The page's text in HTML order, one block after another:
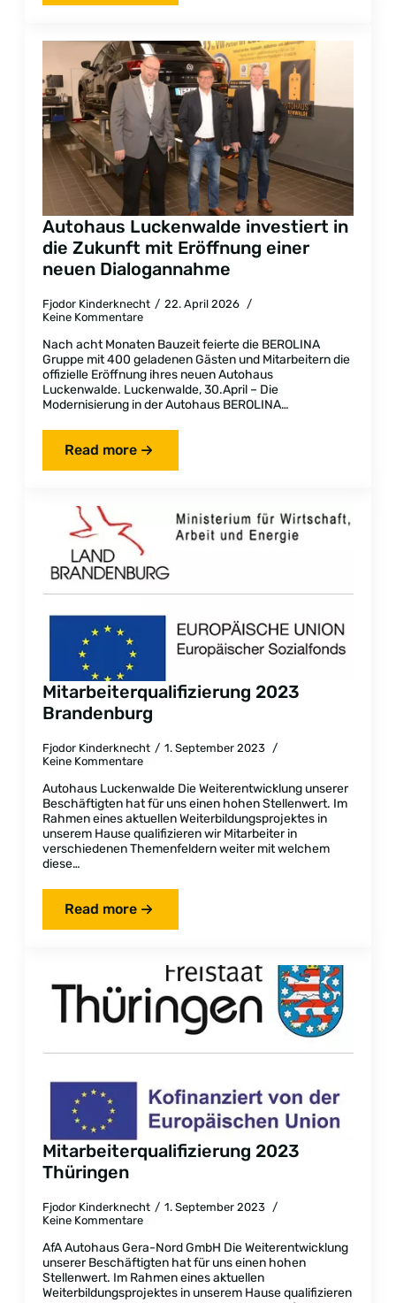
Autohaus Luckenwalde investiert in
die Zukunft mit Eröffnung einer
neuen Dialogannahme
Fjodor Kinderknecht
22. April 2026
Keine Kommentare
Nach acht Monaten Bauzeit feierte die BEROLINA
Gruppe mit 400 geladenen Gästen und Mitarbeitern die
offizielle Eröffnung ihres neuen Autohaus
Luckenwalde. Luckenwalde, 30.April – Die
Modernisierung in der Autohaus BEROLINA…
Read more
Mitarbeiterqualifizierung 2023
Brandenburg
Fjodor Kinderknecht
1. September 2023
Keine Kommentare
Autohaus Luckenwalde Die Weiterentwicklung unserer
Beschäftigten hat für uns einen hohen Stellenwert. Im
Rahmen eines aktuellen Weiterbildungsprojektes in
unserem Hause qualifizieren wir Mitarbeiter in
verschiedenen Themenfeldern weiter mit welchem
diese…
Read more
Mitarbeiterqualifizierung 2023
Thüringen
Fjodor Kinderknecht
1. September 2023
Keine Kommentare
AfA Autohaus Gera-Nord GmbH Die Weiterentwicklung
unserer Beschäftigten hat für uns einen hohen
Stellenwert. Im Rahmen eines aktuellen
Weiterbildungsprojektes in unserem Hause qualifizieren